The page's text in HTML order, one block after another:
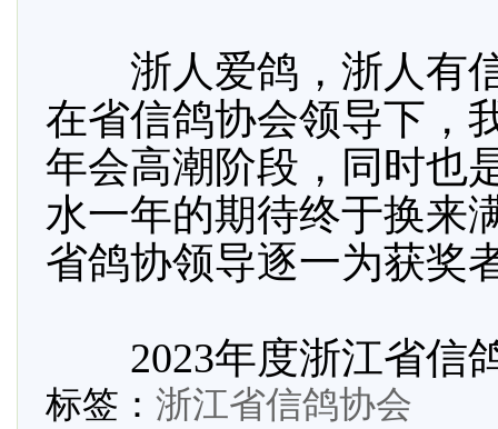
浙人爱鸽，浙人有信
在省信鸽协会领导下，
年会高潮阶段，同时也
水一年的期待终于换来
省鸽协领导逐一为获奖
2023年度浙江省信
标签： 浙江省信鸽协会